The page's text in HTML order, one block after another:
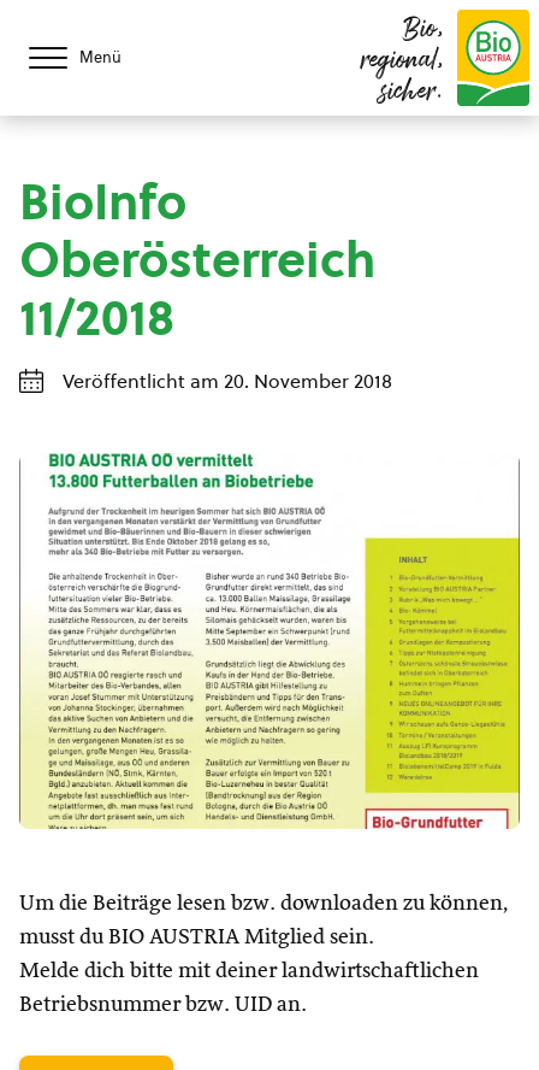
Menü
Bio,
regional,
sicher.
BioInfo
Oberösterreich
11/2018
Veröffentlicht am 20. November 2018
Um die Beiträge lesen bzw. downloaden zu können,
musst du BIO AUSTRIA Mitglied sein.
Melde dich bitte mit deiner landwirtschaftlichen
Betriebsnummer bzw. UID an.